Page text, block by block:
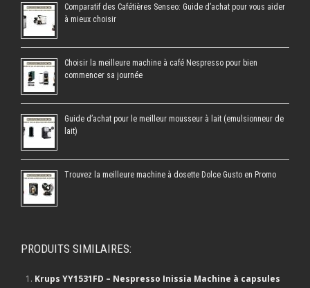
Comparatif des Cafétières Senseo: Guide d’achat pour vous aider
à mieux choisir
Choisir la meilleure machine à café Nespresso pour bien
commencer sa journée
Guide d’achat pour le meilleur mousseur à lait (emulsionneur de
lait)
Trouvez la meilleure machine à dosette Dolce Gusto en Promo
PRODUITS SIMILAIRES:
Krups YY1531FD – Nespresso Inissia Machine à capsules